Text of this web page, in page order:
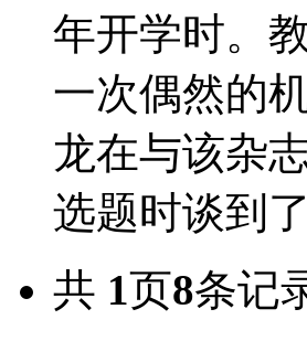
年开学时。
一次偶然的
龙在与该杂
选题时谈到
共 1页8条记